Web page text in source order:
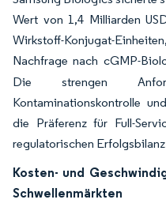
Wert von 1,4 Milliarden
Wirkstoff-Konjugat-
Nachfrage nach cGMP-
Die strengen
Kontaminationskontrolle
die Präferenz für Full-
regulatorischen
Kosten- und
Schwellenmärkten